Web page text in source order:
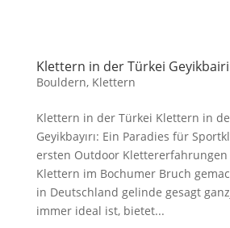
Klettern in der Türkei
Bouldern, Klettern
Klettern in der Türkei Klettern in
Geyikbayırı: Ein Paradies für
ersten Outdoor
Klettern im Bochumer Bruch
in Deutschland gelinde gesagt
immer ideal ist, bietet...